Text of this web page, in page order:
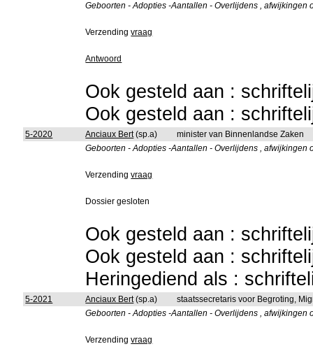
Geboorten - Adopties -Aantallen - Overlijdens , afwijkingen
Verzendingvraag
Antwoord
Ook gesteld aan :
Ook gesteld aan :
5-2020 Anciaux Bert(sp.a)
minister van Binnenlandse Zaken
Geboorten - Adopties -Aantallen - Overlijdens , afwijkingen
Verzendingvraag
Dossier gesloten
Ook gesteld aan :
Ook gesteld aan :
Heringediend als :
5-2021 Anciaux Bert(sp.a)
staatssecretaris voor Begroting,
Geboorten - Adopties -Aantallen - Overlijdens , afwijkingen
Verzendingvraag